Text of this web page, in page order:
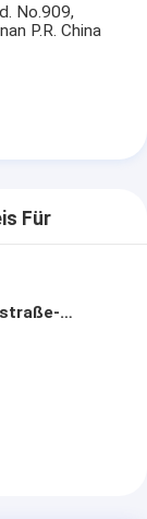
No.909,
P.R. China
Für